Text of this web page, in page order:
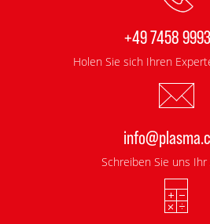
+49 7458
Holen Sie sich Ihren
Schreiben Sie uns Ihr